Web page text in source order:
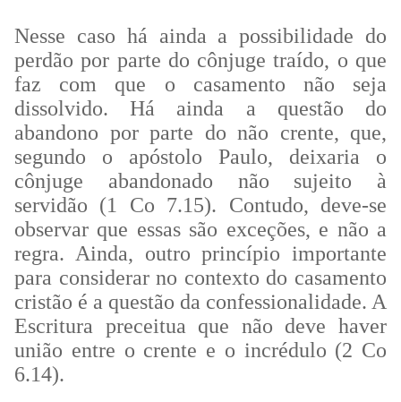
Nesse caso há ainda a possibilidade do
perdão por parte do cônjuge traído, o que
faz com que o casamento não seja
dissolvido. Há ainda a questão do
abandono por parte do não crente, que,
segundo o apóstolo Paulo, deixaria o
cônjuge abandonado não sujeito à
servidão (1 Co 7.15). Contudo, deve-se
observar que essas são exceções, e não a
regra. Ainda, outro princípio importante
para considerar no contexto do casamento
cristão é a questão da confessionalidade. A
Escritura preceitua que não deve haver
união entre o crente e o incrédulo (2 Co
6.14).